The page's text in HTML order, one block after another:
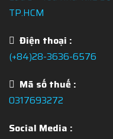
TP.HCM
Điện thoại :
(+84)28-3636-6576
Mã số thuế :
0317693272
Social Media :